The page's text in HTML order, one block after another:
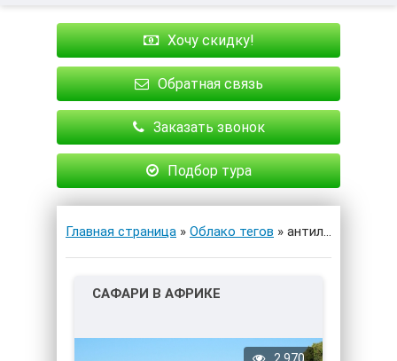
Хочу скидку!
Обратная связь
Заказать звонок
Подбор тура
Главная страница » Облако тегов » антилопы
САФАРИ В АФРИКЕ